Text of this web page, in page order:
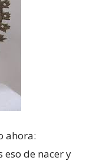
ahora:
de nacer y